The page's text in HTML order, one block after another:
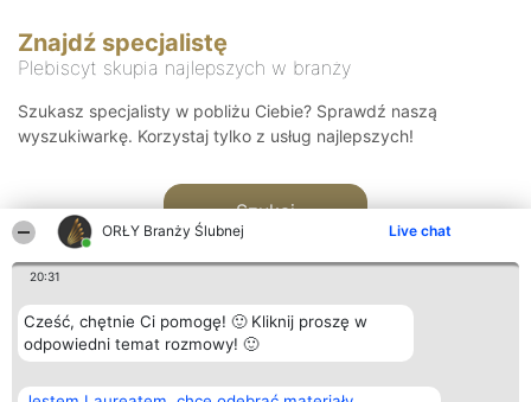
ORŁY Branży Ślubnej Live chat
20:31
Cześć, chętnie Ci pomogę! 🙂 Kliknij proszę w
odpowiedni temat rozmowy! 🙂
Znajdź specjalistę
Plebiscyt skupia najlepszych w branży
Szukasz specjalisty w pobliżu Ciebie? Sprawdź naszą
wyszukiwarkę. Korzystaj tylko z usług najlepszych!
Szukaj
Organizator plebiscytu Plebiscyt Kontakt